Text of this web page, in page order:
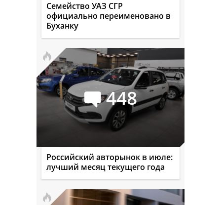
Семейство УАЗ СГР
официально переименовано в
Буханку
448
Российский авторынок в июле:
лучший месяц текущего года